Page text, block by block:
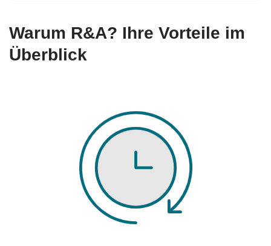
Warum R&A? Ihre Vorteile im
Überblick